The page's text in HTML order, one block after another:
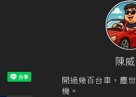
陳
開過幾百台車，塵
機。